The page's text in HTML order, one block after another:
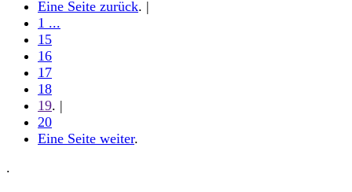
Eine Seite zurück. |
1 ...
15
16
17
18
19. |
20
Eine Seite weiter.
.